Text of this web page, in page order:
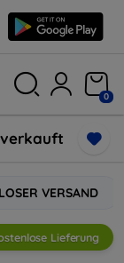
0
VERSAND
Lieferung